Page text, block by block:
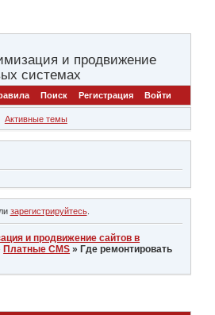
и продвижение
системах
Поиск Регистрация Войти
Активные темы
зарегистрируйтесь.
и продвижение сайтов в
Платные CMS » Где ремонтировать